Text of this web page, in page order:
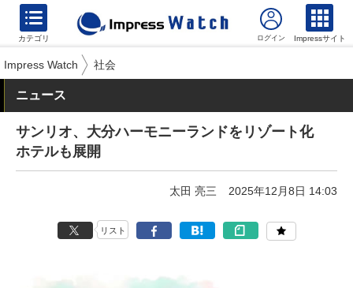
カテゴリ Impressサイト
Impress Watch 社会
ニュース
サンリオ、大分ハーモニーランドをリゾート化
ホテルも展開
太田 亮三 2025年12月8日 14:03
リスト